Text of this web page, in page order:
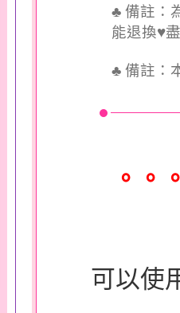
♣ 備註：
能退換♥
♣ 備註：
。。
可以使